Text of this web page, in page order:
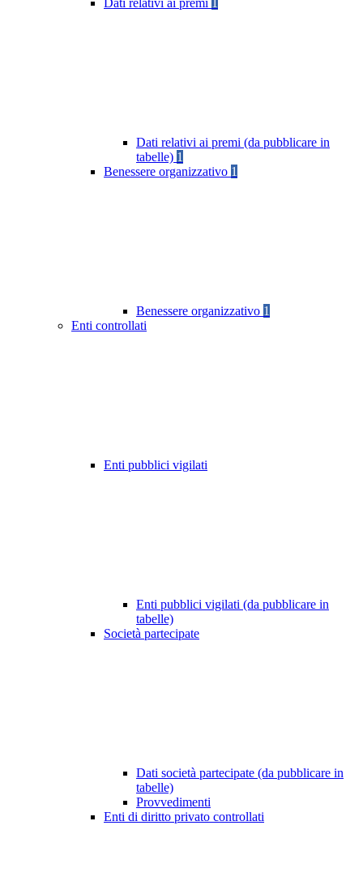
Dati relativi ai premi
Dati relativi ai premi (da pubblicare in
tabelle) 1
Benessere organizzativo 1
Benessere organizzativo 1
Enti controllati
Enti pubblici vigilati
Enti pubblici vigilati (da pubblicare in
tabelle)
Società partecipate
Dati società partecipate (da pubblicare in
tabelle)
Provvedimenti
Enti di diritto privato controllati